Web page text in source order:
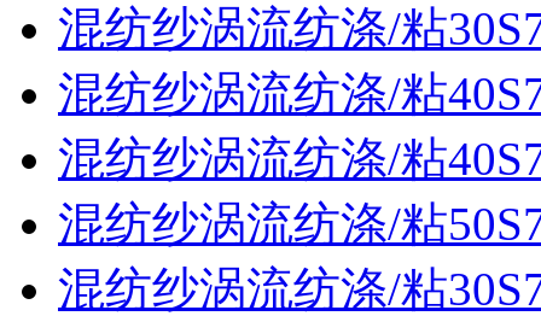
混纺纱涡流纺涤/粘
混纺纱涡流纺涤/粘
混纺纱涡流纺涤/粘
混纺纱涡流纺涤/粘
混纺纱涡流纺涤/粘